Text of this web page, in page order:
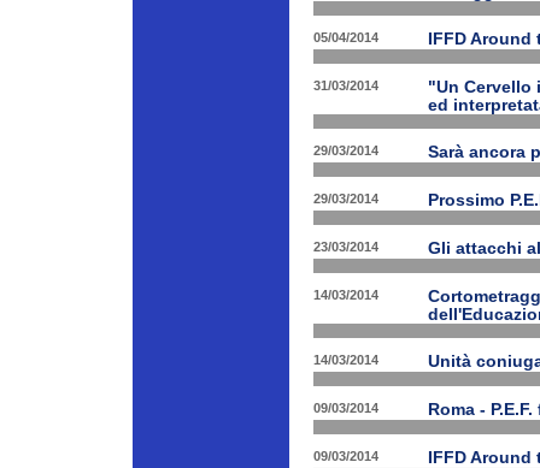
05/04/2014 IFFD
31/03/2014
"Un Cervello
ed
29/03/2014 Sarà ancora
29/03/2014 Prossimo
23/03/2014 Gli attacchi
14/03/2014
14/03/2014 Unità
09/03/2014 Roma -
09/03/2014 IFFD